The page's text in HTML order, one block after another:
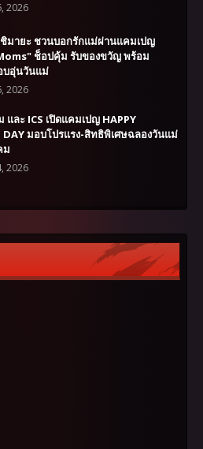
2026
มายะ ชวนบอกรักแม่ผ่านแคมเปญ
ช็อปคุ้ม รับของขวัญ พร้อม
บอุ่นวันแม่
2026
ละ ICS เปิดแคมเปญ HAPPY
DAY มอบโปรแรง-สิทธิพิเศษฉลองวันแม่
ม
2026